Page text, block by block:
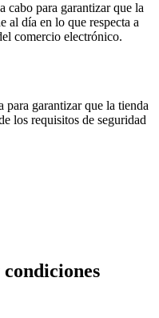
cabo para garantizar que la
al día en lo que respecta a
comercio electrónico.
para garantizar que la tienda
los requisitos de seguridad